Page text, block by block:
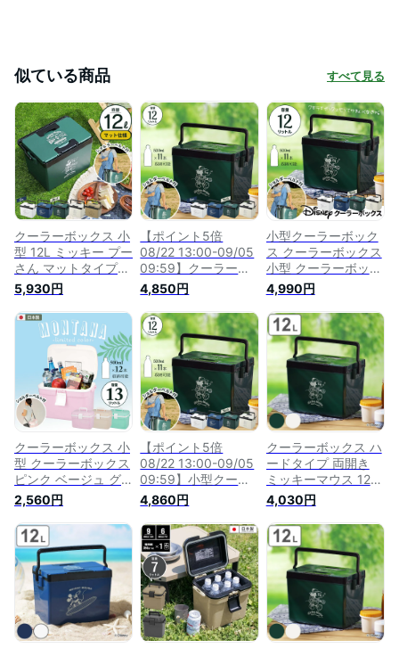
似ている商品 すべて見る
クーラーボックス 小
型 12L ミッキー プー
さん マットタイプ
幅28 奥行17.5 高さ
21cm アイボリー/グ
リーン/ホワイト/ブ
ルー両開き ショルダ
ーベルト付き クーラ
ーバッグ ショルダー
保冷ボックス お弁当
保冷バック
5,930円
【ポイント5倍
08/22 13:00-09/05
09:59】クーラーボ
ックス 小型 両開き
クーラーボックス デ
ィズニー ミッキー
12L ショルダーベル
ト付き アイボリー/
グリーン/ホワイト/
ブルー 光沢タイプ
幅28 奥行17.5 高さ
21cm クーラーバッ
グ ショルダ
4,850円
小型クーラーボック
ス クーラーボックス
小型 クーラーボック
ス ディズニー クー
ラーボックス ミッキ
ー 12L ミッキー 小型
クーラーBOX ミッキ
ーマウス クーラーバ
ッグ ランチボックス
クーラー 保冷 冷蔵
ドリンク ペットボ
4,990円
クーラーボックス 小
型 クーラーボックス
ピンク ベージュ グ
リーン 13L 幅36×奥
行28.9×高さ27.3cm
クーラーバッグ ショ
ルダー 保冷ボックス
小型クーラーボック
ス 保冷バッグ 弁当
アウトドア用品 保冷
ランチボックス 飲み
物 アウトドア ピク
ニック
2,560円
【ポイント5倍
08/22 13:00-09/05
09:59】小型クーラ
ーボックス クーラー
ボックス 小型 クー
ラーボックス ディズ
ニー クーラーボック
ス ミッキー 12L ミッ
キー 小型 クーラー
BOX ミッキーマウス
クーラーバッグ ラン
チボックス クーラー
保冷 冷蔵 ド
4,860円
クーラーボックス ハ
ードタイプ 両開き
ミッキーマウス 12L
YAMA （ 保冷 クー
ラーバッグ アウトド
ア用品 12リットル
クーラーBOX アウト
ドア キャラクター
ミッキー かわいい
おしゃれ ホワイト
）
4,030円